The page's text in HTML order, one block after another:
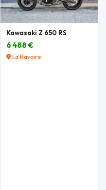
Kawasaki Z 650 RS
6 488 €
La Ravoire